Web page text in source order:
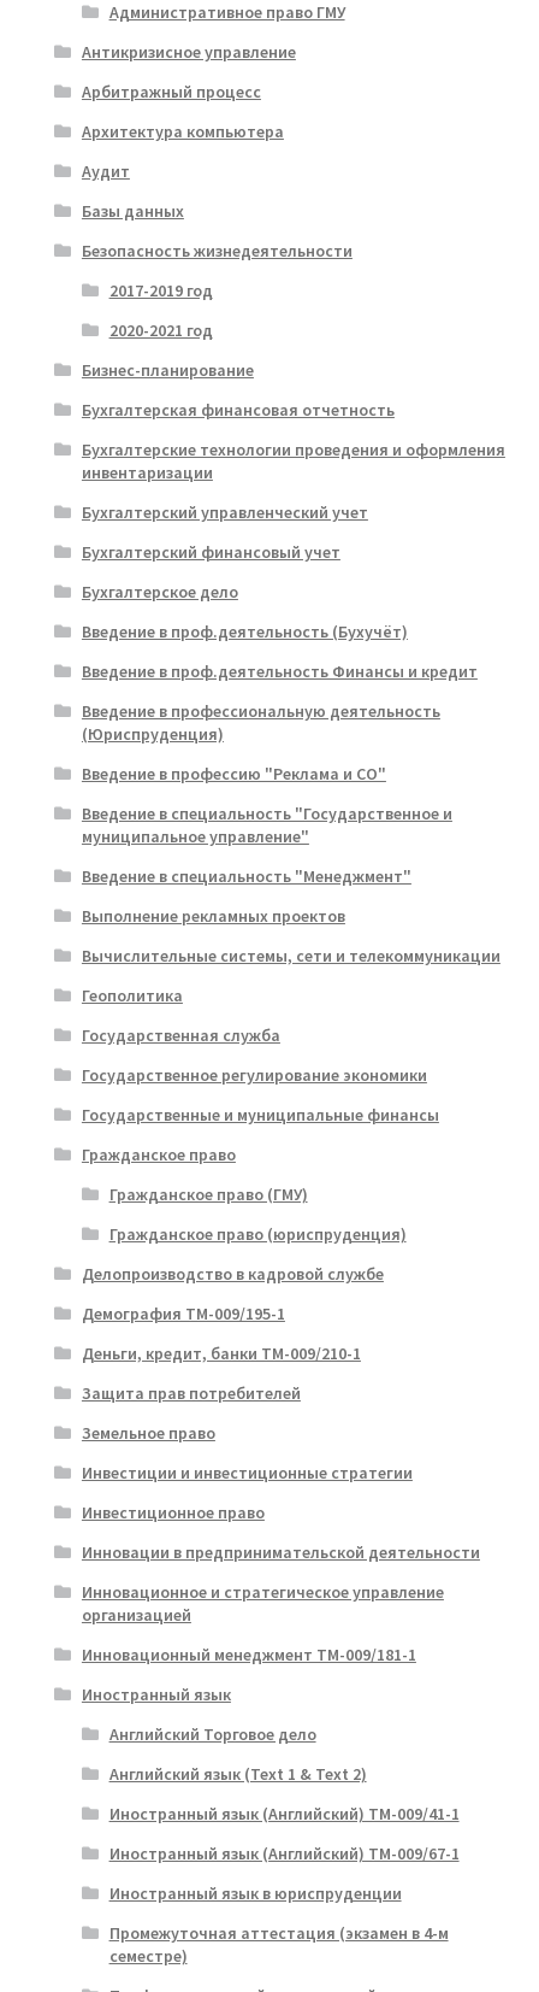
Административное право ГМУ
Антикризисное управление
Арбитражный процесс
Архитектура компьютера
Аудит
Базы данных
Безопасность жизнедеятельности
2017-2019 год
2020-2021 год
Бизнес-планирование
Бухгалтерская финансовая отчетность
Бухгалтерские технологии проведения и оформления
инвентаризации
Бухгалтерский управленческий учет
Бухгалтерский финансовый учет
Бухгалтерское дело
Введение в проф.деятельность (Бухучёт)
Введение в проф.деятельность Финансы и кредит
Введение в профессиональную деятельность
(Юриспруденция)
Введение в профессию "Реклама и СО"
Введение в специальность "Государственное и
муниципальное управление"
Введение в специальность "Менеджмент"
Выполнение рекламных проектов
Вычислительные системы, сети и телекоммуникации
Геополитика
Государственная служба
Государственное регулирование экономики
Государственные и муниципальные финансы
Гражданское право
Гражданское право (ГМУ)
Гражданское право (юриспруденция)
Делопроизводство в кадровой службе
Демография ТМ-009/195-1
Деньги, кредит, банки ТМ-009/210-1
Защита прав потребителей
Земельное право
Инвестиции и инвестиционные стратегии
Инвестиционное право
Инновации в предпринимательской деятельности
Инновационное и стратегическое управление
организацией
Инновационный менеджмент ТМ-009/181-1
Иностранный язык
Английский Торговое дело
Английский язык (Text 1 & Text 2)
Иностранный язык (Английский) ТМ-009/41-1
Иностранный язык (Английский) ТМ-009/67-1
Иностранный язык в юриспруденции
Промежуточная аттестация (экзамен в 4-м
семестре)